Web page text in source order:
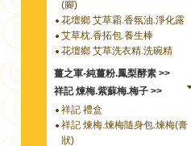
(腳)
花壇鄉 艾草霜.香氛油.淨化露
艾草枕.香拓包.養生棒
花壇鄉 艾草洗衣精.洗碗精
薑之軍-純薑粉.鳳梨酵素 >>
祥記 煉梅.紫蘇梅.梅子 >>
祥記 禮盒
祥記 煉梅.煉梅隨身包.煉梅(膏
狀)